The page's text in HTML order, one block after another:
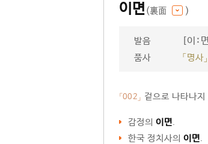
이면(裏面 )
발음 [이ː면
품사 「명사」
「002」 겉으로 나타나
감정의 이면.
한국 정치사의 이면.